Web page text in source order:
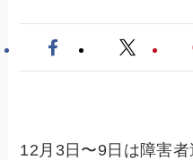
12月3日〜9日は障害